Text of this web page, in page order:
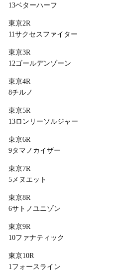
13ベターハーフ
東京2R
11サクセスファイター
東京3R
12ゴールデンゾーン
東京4R
8チルノ
東京5R
13ロンリーソルジャー
東京6R
9タマノカイザー
東京7R
5メヌエット
東京8R
6サトノユニゾン
東京9R
10ファナティック
東京10R
1フォースライン